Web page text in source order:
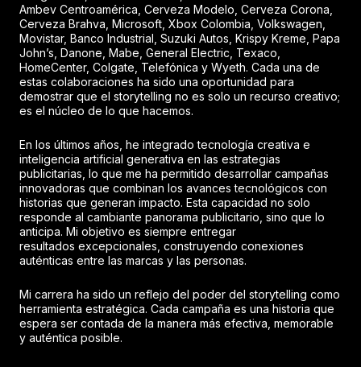
Ambev Centroamérica, Cerveza Modelo, Cerveza Corona,
Cerveza Brahva, Microsoft, Xbox Colombia, Volkswagen,
Movistar, Banco Industrial, Suzuki Autos, Krispy Kreme, Papa
John’s, Danone, Mabe, General Electric, Texaco,
HomeCenter, Colgate, Telefónica y Wyeth. Cada una de
estas colaboraciones ha sido una oportunidad para
demostrar que el storytelling no es solo un recurso creativo;
es el núcleo de lo que hacemos.
En los últimos años, he integrado tecnología creativa e
inteligencia artificial generativa en las estrategias
publicitarias, lo que me ha permitido desarrollar campañas
innovadoras que combinan los avances tecnológicos con
historias que generan impacto. Esta capacidad no solo
responde al cambiante panorama publicitario, sino que lo
anticipa. Mi objetivo es siempre entregar
resultados excepcionales, construyendo conexiones
auténticas entre las marcas y las personas.
Mi carrera ha sido un reflejo del poder del storytelling como
herramienta estratégica. Cada campaña es una historia que
espera ser contada de la manera más efectiva, memorable
y auténtica posible.